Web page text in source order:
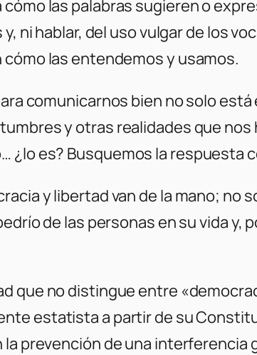
las palabras sugieren o
ni hablar, del uso vulgar de los
cómo las entendemos y usamos.
comunicarnos bien no solo
y otras realidades que nos
¿lo es? Busquemos la respuesta
y libertad van de la mano; no
de las personas en su vida
que no distingue entre
estatista a partir de su
prevención de una